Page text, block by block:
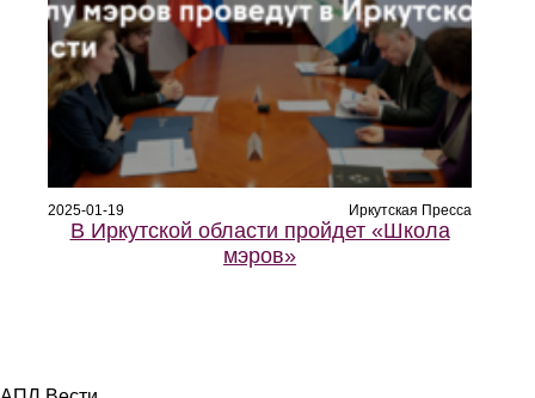
2025-01-19 Иркутская Пресса
В Иркутской области пройдет «Школа
мэров»